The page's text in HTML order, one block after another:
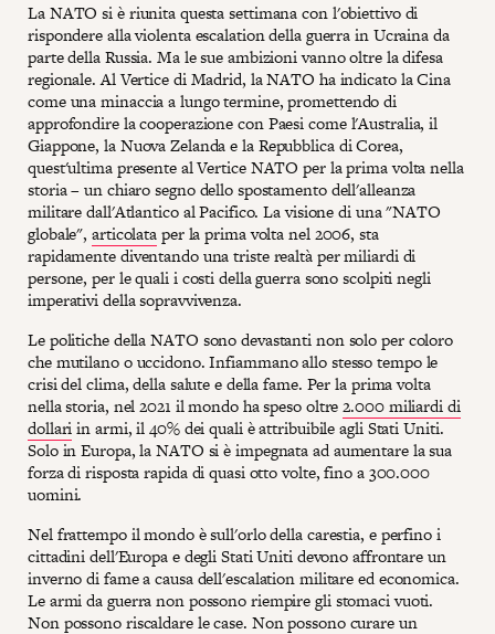
La NATO si è riunita questa settimana con l'obiettivo di
rispondere alla violenta escalation della guerra in Ucraina da
parte della Russia. Ma le sue ambizioni vanno oltre la difesa
regionale. Al Vertice di Madrid, la NATO ha indicato la Cina
come una minaccia a lungo termine, promettendo di
approfondire la cooperazione con Paesi come l'Australia, il
Giappone, la Nuova Zelanda e la Repubblica di Corea,
quest'ultima presente al Vertice NATO per la prima volta nella
storia – un chiaro segno dello spostamento dell'alleanza
militare dall'Atlantico al Pacifico. La visione di una "NATO
globale",articolataper la prima volta nel 2006, sta
rapidamente diventando una triste realtà per miliardi di
persone, per le quali i costi della guerra sono scolpiti negli
imperativi della sopravvivenza.
Le politiche della NATO sono devastanti non solo per coloro
che mutilano o uccidono. Infiammano allo stesso tempo le
crisi del clima, della salute e della fame. Per la prima volta
nella storia, nel 2021 il mondo ha speso oltre2.000 miliardi di
dollariin armi, il 40% dei quali è attribuibile agli Stati Uniti.
Solo in Europa, la NATO si è impegnata ad aumentare la sua
forza di risposta rapida di quasi otto volte, fino a 300.000
uomini.
Nel frattempo il mondo è sull'orlo della carestia, e perfino i
cittadini dell'Europa e degli Stati Uniti devono affrontare un
inverno di fame a causa dell'escalation militare ed economica.
Le armi da guerra non possono riempire gli stomaci vuoti.
Non possono riscaldare le case. Non possono curare un